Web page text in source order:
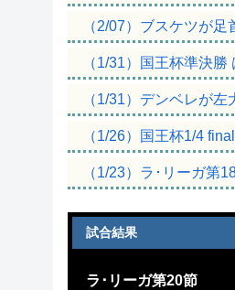
（2/07）ブスケツが
（1/31）国王杯準決
（1/31）デンベレが
（1/26）国王杯1/4
（1/23）ラ･リーガ第
試合結果
ラ･リーガ第20節